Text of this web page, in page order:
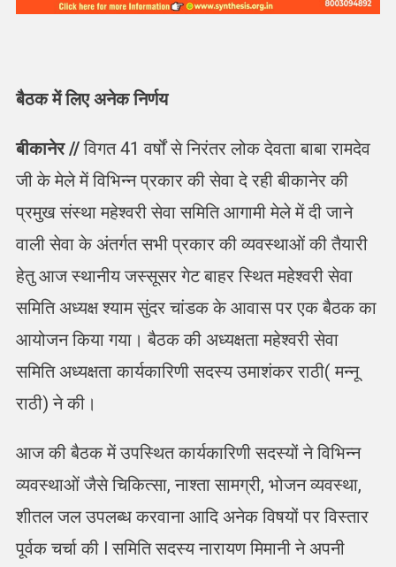
बैठक में लिए अनेक निर्णय
बीकानेर //विगत 41 वर्षों से निरंतर लोक देवता बाबा रामदेव
जी के मेले में विभिन्न प्रकार की सेवा दे रही बीकानेर की
प्रमुख संस्था महेश्वरी सेवा समिति आगामी मेले में दी जाने
वाली सेवा के अंतर्गत सभी प्रकार की व्यवस्थाओं की तैयारी
हेतु आज स्थानीय जस्सूसर गेट बाहर स्थित महेश्वरी सेवा
समिति अध्यक्ष श्याम सुंदर चांडक के आवास पर एक बैठक का
आयोजन किया गया। बैठक की अध्यक्षता महेश्वरी सेवा
समिति अध्यक्षता कार्यकारिणी सदस्य उमाशंकर राठी( मन्नू
राठी) ने की।
आज की बैठक में उपस्थित कार्यकारिणी सदस्यों ने विभिन्न
व्यवस्थाओं जैसे चिकित्सा, नाश्ता सामग्री, भोजन व्यवस्था,
शीतल जल उपलब्ध करवाना आदि अनेक विषयों पर विस्तार
पूर्वक चर्चा की l समिति सदस्य नारायण मिमानी ने अपनी